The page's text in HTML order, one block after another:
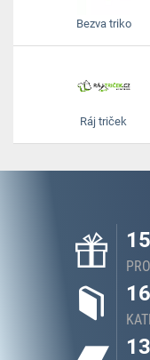
Bezva triko
Ráj triček